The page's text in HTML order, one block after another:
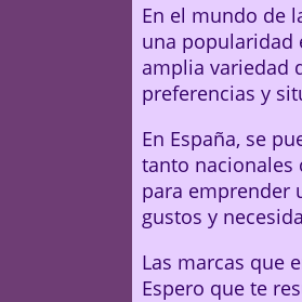
En el mundo de
una popularidad
amplia variedad
preferencias y
En España, se
tanto nacionales
para emprender
gustos y
Las marcas que
Espero que te